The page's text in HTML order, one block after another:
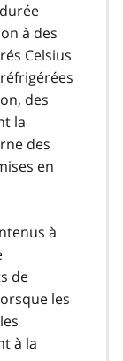
à des
Celsius
des
la
des
en
à
de
les
à la